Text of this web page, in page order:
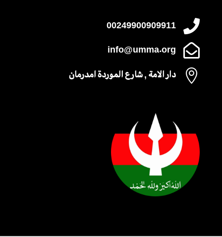

00249900909911

info@umma.org
 دار الامة , شارع الموردة امدرمان